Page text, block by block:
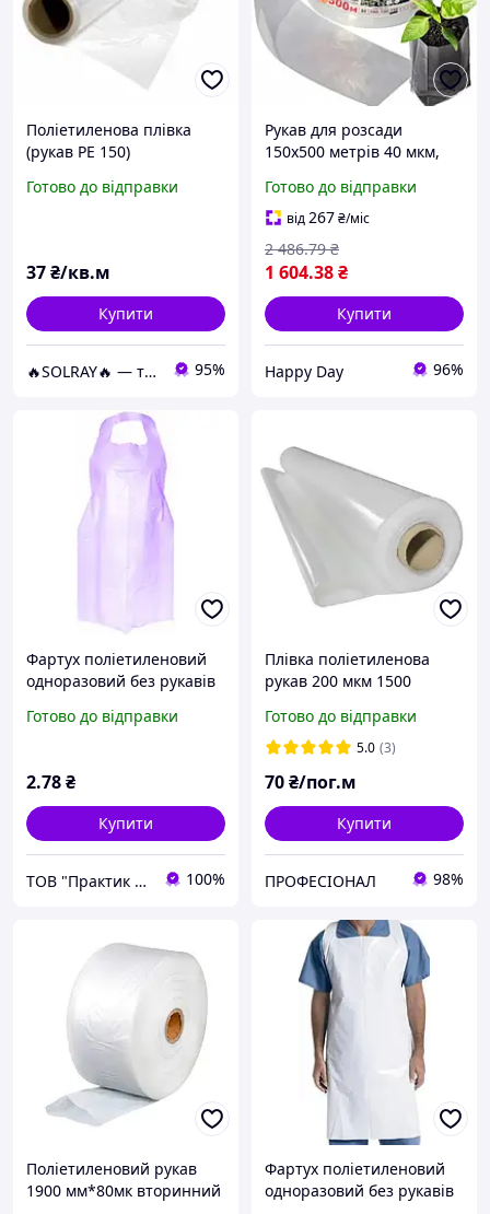
Поліетиленова плівка
(рукав РЕ 150)
Готово до відправки
37₴/кв.м
Купити
🔥SOLRAY🔥 — тепла підлога від А до Я 🛠️🏠 95%
Рукав для розсади
150х500 метрів 40 мкм,
для розсади, мішки для
саджанців і полуниці
Готово до відправки
від267₴/міс
1 604.38₴
2 486.79 ₴
Купити
Happy Day 96%
Фартух поліетиленовий
одноразовий без рукавів
1шт Одноразовий
Готово до відправки
2.78₴
Купити
ТОВ "Практик 2022": Інтернет-магазин медичних, офісних, канцелярських та господарських товарів 100%
Плівка поліетиленова
рукав 200 мкм 1500
Готово до відправки
5.0 (3)
70₴/пог.м
Купити
ПРОФЕСІОНАЛ 98%
Поліетиленовий рукав
1900 мм*80мк вторинний
Фартух поліетиленовий
одноразовий без рукавів